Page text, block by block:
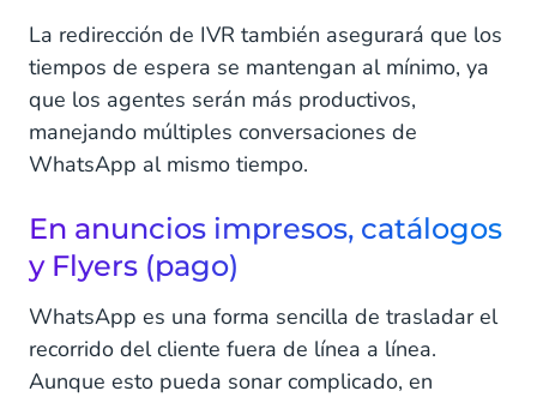
La redirección de IVR también asegurará que los
tiempos de espera se mantengan al mínimo, ya
que los agentes serán más productivos,
manejando múltiples conversaciones de
WhatsApp al mismo tiempo.
En anuncios impresos, catálogos
y Flyers (pago)
WhatsApp es una forma sencilla de trasladar el
recorrido del cliente fuera de línea a línea.
Aunque esto pueda sonar complicado, en